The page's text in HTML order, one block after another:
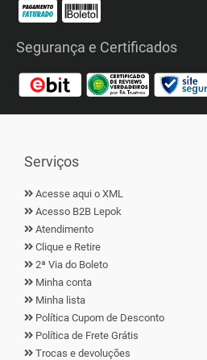
Segurança e Certificados
Serviços
Acesse aqui o XML
Acesso B2B Lepok
Atendimento
Clique e Retire
2ª Via do Boleto
Minha conta
Minha lista
Política Cupom de Desconto
Política de Frete Grátis
Trocas e devoluções